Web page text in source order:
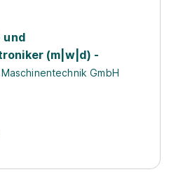
und
(m|w|d) -
GmbH